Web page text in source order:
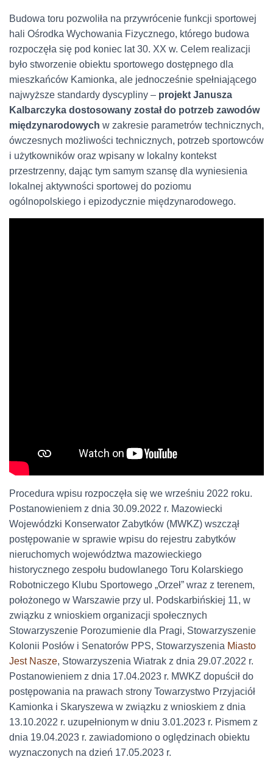
Budowa toru pozwoliła na przywrócenie funkcji sportowej
hali Ośrodka Wychowania Fizycznego, którego budowa
rozpoczęła się pod koniec lat 30. XX w. Celem realizacji
było stworzenie obiektu sportowego dostępnego dla
mieszkańców Kamionka, ale jednocześnie spełniającego
najwyższe standardy dyscypliny – projekt Janusza
Kalbarczyka dostosowany został do potrzeb zawodów
międzynarodowych w zakresie parametrów technicznych,
ówczesnych możliwości technicznych, potrzeb sportowców
i użytkowników oraz wpisany w lokalny kontekst
przestrzenny, dając tym samym szansę dla wyniesienia
lokalnej aktywności sportowej do poziomu
ogólnopolskiego i epizodycznie międzynarodowego.
Procedura wpisu rozpoczęła się we wrześniu 2022 roku.
Postanowieniem z dnia 30.09.2022 r. Mazowiecki
Wojewódzki Konserwator Zabytków (MWKZ) wszczął
postępowanie w sprawie wpisu do rejestru zabytków
nieruchomych województwa mazowieckiego
historycznego zespołu budowlanego Toru Kolarskiego
Robotniczego Klubu Sportowego „Orzeł” wraz z terenem,
położonego w Warszawie przy ul. Podskarbińskiej 11, w
związku z wnioskiem organizacji społecznych
Stowarzyszenie Porozumienie dla Pragi, Stowarzyszenie
Kolonii Posłów i Senatorów PPS, Stowarzyszenia Miasto
Jest Nasze, Stowarzyszenia Wiatrak z dnia 29.07.2022 r.
Postanowieniem z dnia 17.04.2023 r. MWKZ dopuścił do
postępowania na prawach strony Towarzystwo Przyjaciół
Kamionka i Skaryszewa w związku z wnioskiem z dnia
13.10.2022 r. uzupełnionym w dniu 3.01.2023 r. Pismem z
dnia 19.04.2023 r. zawiadomiono o oględzinach obiektu
wyznaczonych na dzień 17.05.2023 r.